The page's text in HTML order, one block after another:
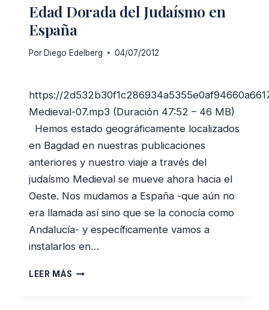
Edad Dorada del Judaísmo en
España
Por Diego Edelberg 04/07/2012
https://
Medieval-07.mp3 (Duración 47:52 – 46 MB)
Hemos estado geográficamente localizados
en Bagdad en nuestras publicaciones
anteriores y nuestro viaje a través del
judaísmo Medieval se mueve ahora hacia el
Oeste. Nos mudamos a España -que aún no
era llamada así sino que se la conocía como
Andalucía- y específicamente vamos a
instalarlos en…
LEER MÁS EDAD